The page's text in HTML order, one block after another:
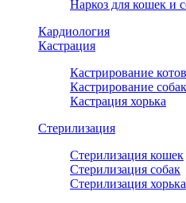
Наркоз для кошек и
Кардиология
Кастрация
Кастрирование котов
Кастрирование
Кастрация хорька
Стерилизация
Стерилизация кошек
Стерилизация собак
Стерилизация хорька